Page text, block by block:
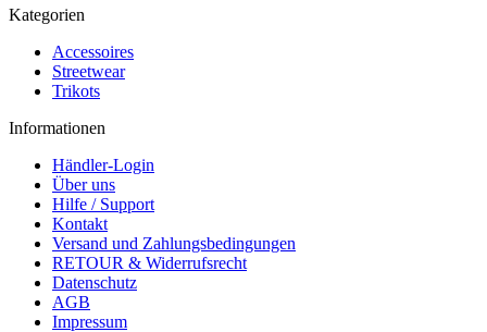
Kategorien
Accessoires
Streetwear
Trikots
Informationen
Händler-Login
Über uns
Hilfe / Support
Kontakt
Versand und Zahlungsbedingungen
RETOUR & Widerrufsrecht
Datenschutz
AGB
Impressum